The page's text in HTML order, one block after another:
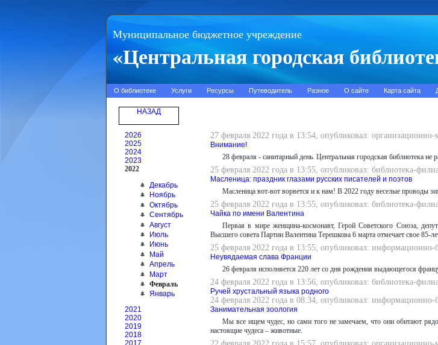
Муниципальное бюджетное учреждение
«Центральная городская
О библиотеке Услуги Ресурсы Путеводитель Разное О сайте Карта сайта
НАЗАД
2026
2025
2024
2023
2022
Декабрь
Ноябрь
Октябрь
Сентябрь
Август
Июль
Июнь
Май
Апрель
Март
Февраль
Январь
2021
2020
2019
2018
27 февраля 2022 года в 13:54, опубликовал: организационно-
Внимание!
28 февраля - санитарный день. Центральная городская библиотека не
25 февраля 2022 года в 13:55, опубликовал: библиотека-
Масленица: праздник глазами русских писателей и поэтов
Масленица вот-вот ворвется и к нам! В 2022 году веселые проводы
25 февраля 2022 года в 13:55, опубликовал: библиотека-
Чайка по имени Валентина
Первая в мире женщина-космонавт, Герой Советского Союза,
Высшего совета Партии Валентина Терешкова 6 марта отмечает свое 85-
25 февраля 2022 года в 13:55, опубликовал:
Неувядаемая слава Франции
26 февраля исполняется 220 лет со дня рождения выдающегося
24 февраля 2022 года в 13:56, опубликовал: библиотека-
Ручей хрустальный языка родного
24 февраля 2022 года в 08:34, опубликовал:
Занимательная зоология
Мы все ищем чудес, но сами того не замечаем, что они обитают
настоящие чудеса – животные.